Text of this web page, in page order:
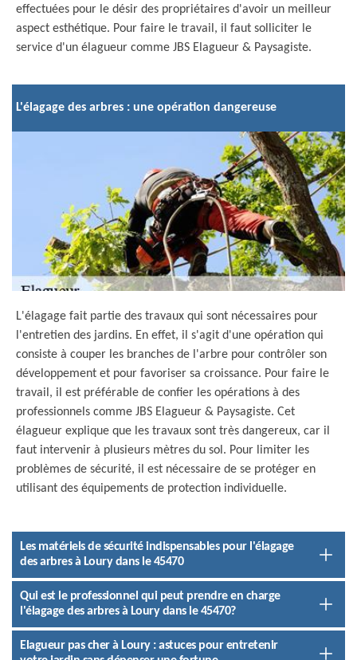
effectuées pour le désir des propriétaires d'avoir un meilleur
aspect esthétique. Pour faire le travail, il faut solliciter le
service d'un élagueur comme JBS Elagueur & Paysagiste.
L'élagage des arbres : une opération dangereuse
L'élagage fait partie des travaux qui sont nécessaires pour
l'entretien des jardins. En effet, il s'agit d'une opération qui
consiste à couper les branches de l'arbre pour contrôler son
développement et pour favoriser sa croissance. Pour faire le
travail, il est préférable de confier les opérations à des
professionnels comme JBS Elagueur & Paysagiste. Cet
élagueur explique que les travaux sont très dangereux, car il
faut intervenir à plusieurs mètres du sol. Pour limiter les
problèmes de sécurité, il est nécessaire de se protéger en
utilisant des équipements de protection individuelle.
Les matériels de sécurité indispensables pour l'élagage
des arbres à Loury dans le 45470
Qui est le professionnel qui peut prendre en charge
l'élagage des arbres à Loury dans le 45470?
Elagueur pas cher à Loury : astuces pour entretenir